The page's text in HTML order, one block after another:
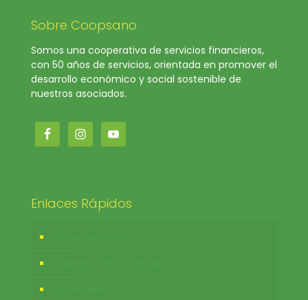
Sobre Coopsano
Somos una cooperativa de servicios financieros,
con 50 años de servicios, orientada en promover el
desarrollo económico y social sostenible de
nuestros asociados.
Enlaces Rápidos